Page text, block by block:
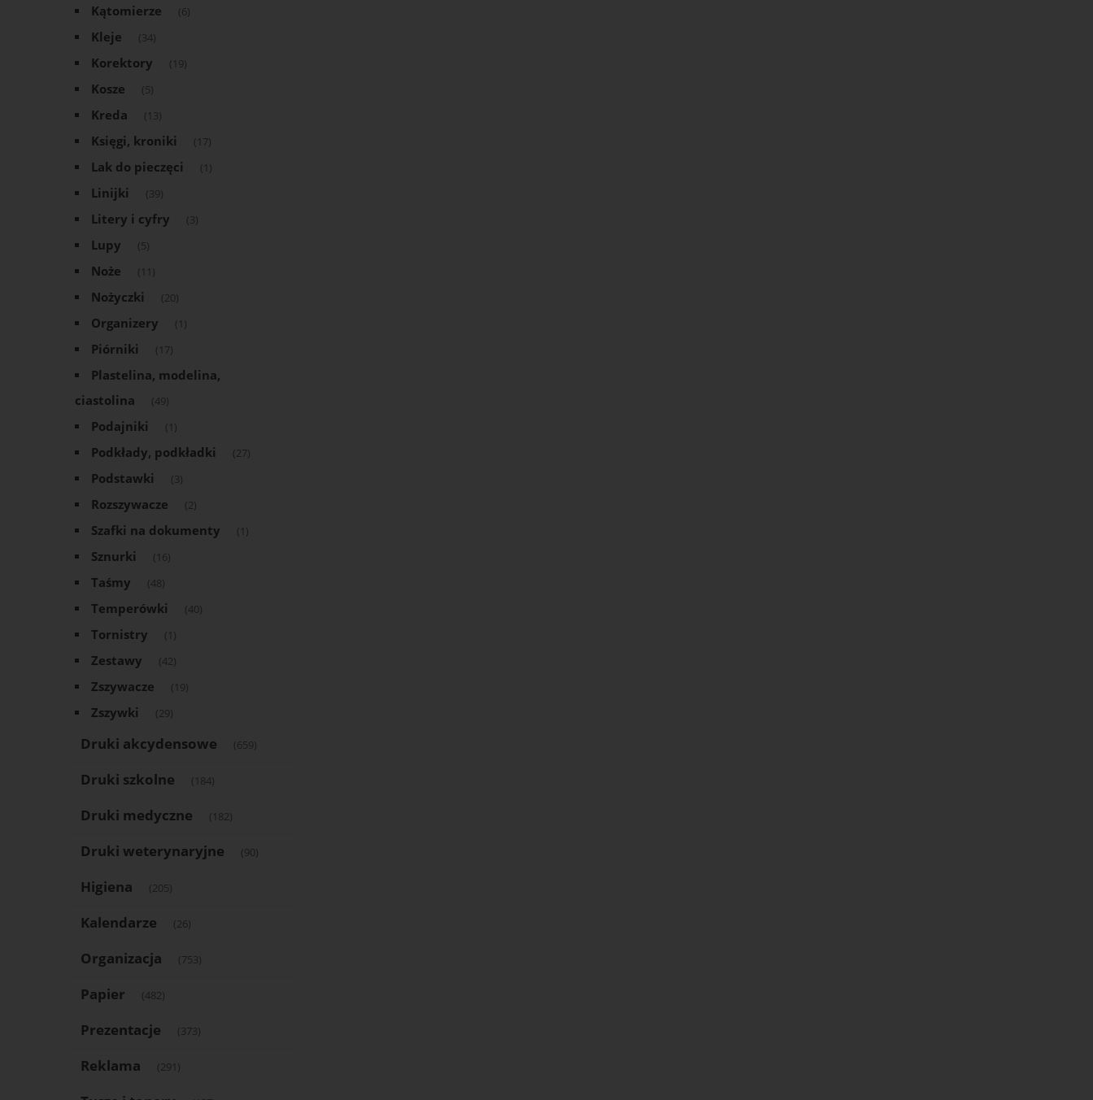
Kątomierze (6)
Kleje (34)
Korektory (19)
Kosze (5)
Kreda (13)
Księgi, kroniki (17)
Lak do pieczęci (1)
Linijki (39)
Litery i cyfry (3)
Lupy (5)
Noże (11)
Nożyczki (20)
Organizery (1)
Piórniki (17)
Plastelina, modelina,
ciastolina
(49)
Podajniki (1)
Podkłady, podkładki (27)
Podstawki (3)
Rozszywacze (2)
Szafki na dokumenty (1)
Sznurki (16)
Taśmy (48)
Temperówki (40)
Tornistry (1)
Zestawy (42)
Zszywacze (19)
Zszywki (29)
Druki akcydensowe (659)
Druki szkolne (184)
Druki medyczne (182)
Druki weterynaryjne (90)
Higiena (205)
Kalendarze (26)
Organizacja (753)
Papier (482)
Prezentacje (373)
Reklama (291)